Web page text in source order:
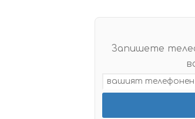
Запишете